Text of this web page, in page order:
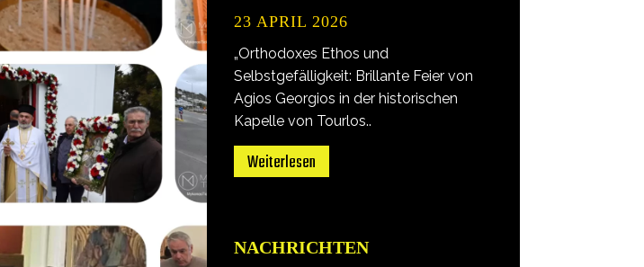
23 APRIL 2026
„Orthodoxes Ethos und
Selbstgefälligkeit: Brillante Feier von
Agios Georgios in der historischen
Kapelle von Tourlos..
Weiterlesen
NACHRICHTEN